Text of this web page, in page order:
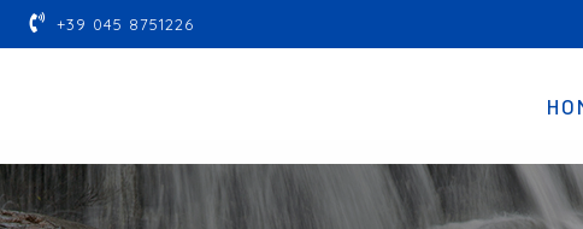
+39 045 8751226